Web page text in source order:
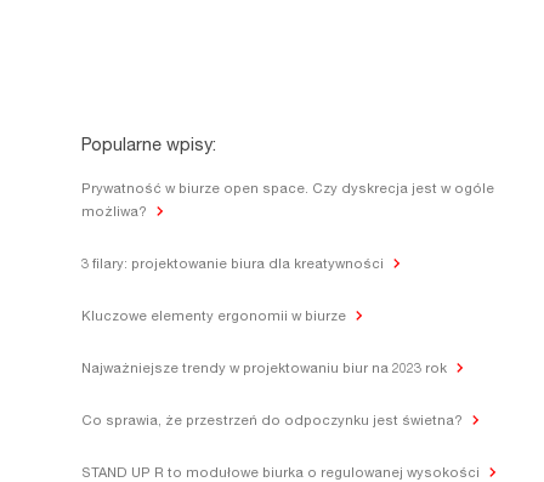
Popularne wpisy:
Prywatność w biurze open space. Czy dyskrecja jest w ogóle
możliwa?
3 filary: projektowanie biura dla kreatywności
Kluczowe elementy ergonomii w biurze
Najważniejsze trendy w projektowaniu biur na 2023 rok
Co sprawia, że przestrzeń do odpoczynku jest świetna?
STAND UP R to modułowe biurka o regulowanej wysokości